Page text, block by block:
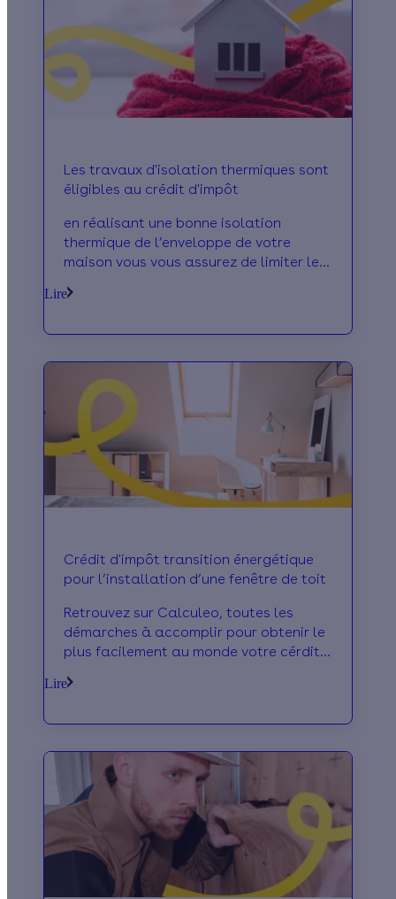
Les travaux d'isolation thermiques sont
éligibles au crédit d'impôt
en réalisant une bonne isolation
thermique de l’enveloppe de votre
maison vous vous assurez de limiter les
vous allez pouvo
Lire
Crédit d'impôt transition énergétique
pour l’installation d’une fenêtre de toit
Retrouvez sur Calculeo, toutes les
démarches à accomplir pour obtenir le
plus facilement au monde votre cérdit
type velux
Lire